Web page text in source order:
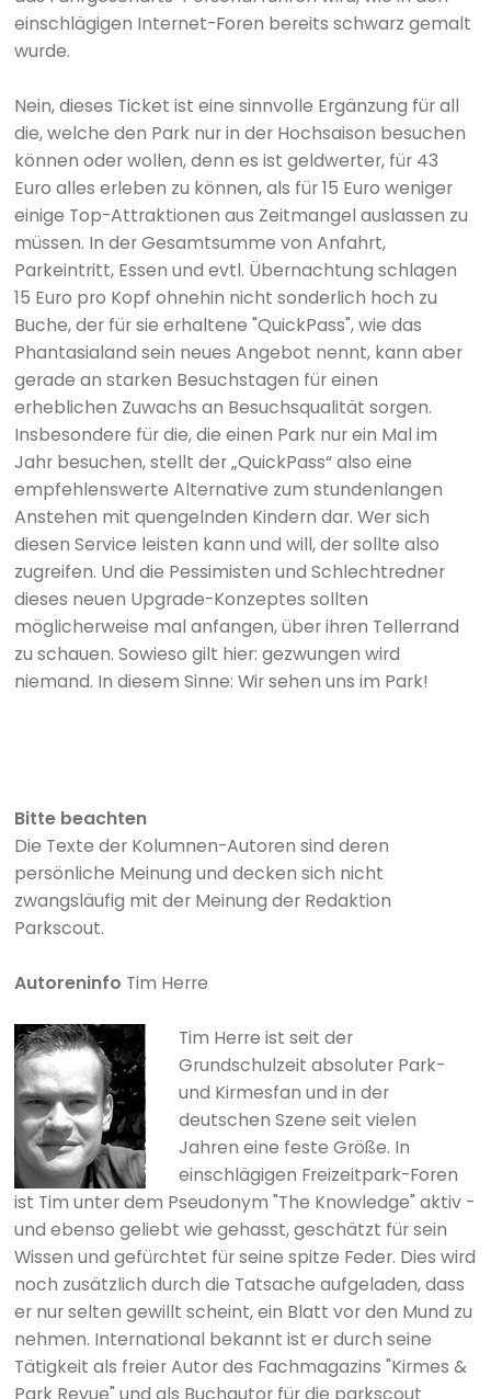
einschlägigen Internet-Foren bereits schwarz gemalt
wurde.
Nein, dieses Ticket ist eine sinnvolle Ergänzung für all
die, welche den Park nur in der Hochsaison besuchen
können oder wollen, denn es ist geldwerter, für 43
Euro alles erleben zu können, als für 15 Euro weniger
einige Top-Attraktionen aus Zeitmangel auslassen zu
müssen. In der Gesamtsumme von Anfahrt,
Parkeintritt, Essen und evtl. Übernachtung schlagen
15 Euro pro Kopf ohnehin nicht sonderlich hoch zu
Buche, der für sie erhaltene "QuickPass", wie das
Phantasialand sein neues Angebot nennt, kann aber
gerade an starken Besuchstagen für einen
erheblichen Zuwachs an Besuchsqualität sorgen.
Insbesondere für die, die einen Park nur ein Mal im
Jahr besuchen, stellt der „QuickPass“ also eine
empfehlenswerte Alternative zum stundenlangen
Anstehen mit quengelnden Kindern dar. Wer sich
diesen Service leisten kann und will, der sollte also
zugreifen. Und die Pessimisten und Schlechtredner
dieses neuen Upgrade-Konzeptes sollten
möglicherweise mal anfangen, über ihren Tellerrand
zu schauen. Sowieso gilt hier: gezwungen wird
niemand. In diesem Sinne: Wir sehen uns im Park!
Bitte beachten
Die Texte der Kolumnen-Autoren sind deren
persönliche Meinung und decken sich nicht
zwangsläufig mit der Meinung der Redaktion
Parkscout.
Autoreninfo Tim Herre
Tim Herre ist seit der
Grundschulzeit absoluter Park-
und Kirmesfan und in der
deutschen Szene seit vielen
Jahren eine feste Größe. In
einschlägigen Freizeitpark-Foren
ist Tim unter dem Pseudonym "The Knowledge" aktiv -
und ebenso geliebt wie gehasst, geschätzt für sein
Wissen und gefürchtet für seine spitze Feder. Dies wird
noch zusätzlich durch die Tatsache aufgeladen, dass
er nur selten gewillt scheint, ein Blatt vor den Mund zu
nehmen. International bekannt ist er durch seine
Tätigkeit als freier Autor des Fachmagazins "Kirmes &
Park Revue" und als Buchautor für die parkscout